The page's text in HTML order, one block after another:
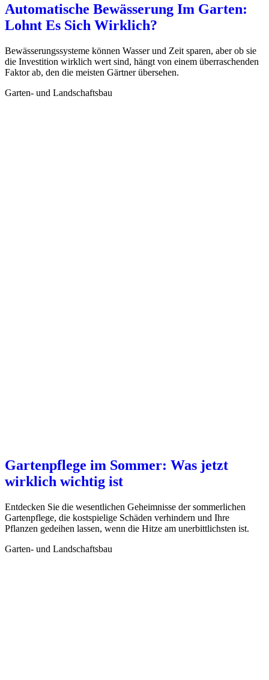
Automatische Bewässerung Im Garten:
Lohnt Es Sich Wirklich?
Bewässerungssysteme können Wasser und Zeit sparen, aber ob sie
die Investition wirklich wert sind, hängt von einem überraschenden
Faktor ab, den die meisten Gärtner übersehen.
Garten- und Landschaftsbau
Gartenpflege im Sommer: Was jetzt
wirklich wichtig ist
Entdecken Sie die wesentlichen Geheimnisse der sommerlichen
Gartenpflege, die kostspielige Schäden verhindern und Ihre
Pflanzen gedeihen lassen, wenn die Hitze am unerbittlichsten ist.
Garten- und Landschaftsbau